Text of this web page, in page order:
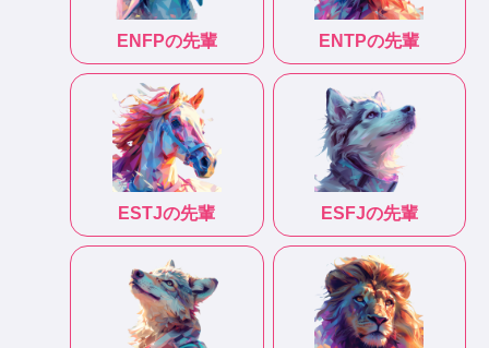
ENFPの先輩 ENTPの先輩
ESTJの先輩 ESFJの先輩